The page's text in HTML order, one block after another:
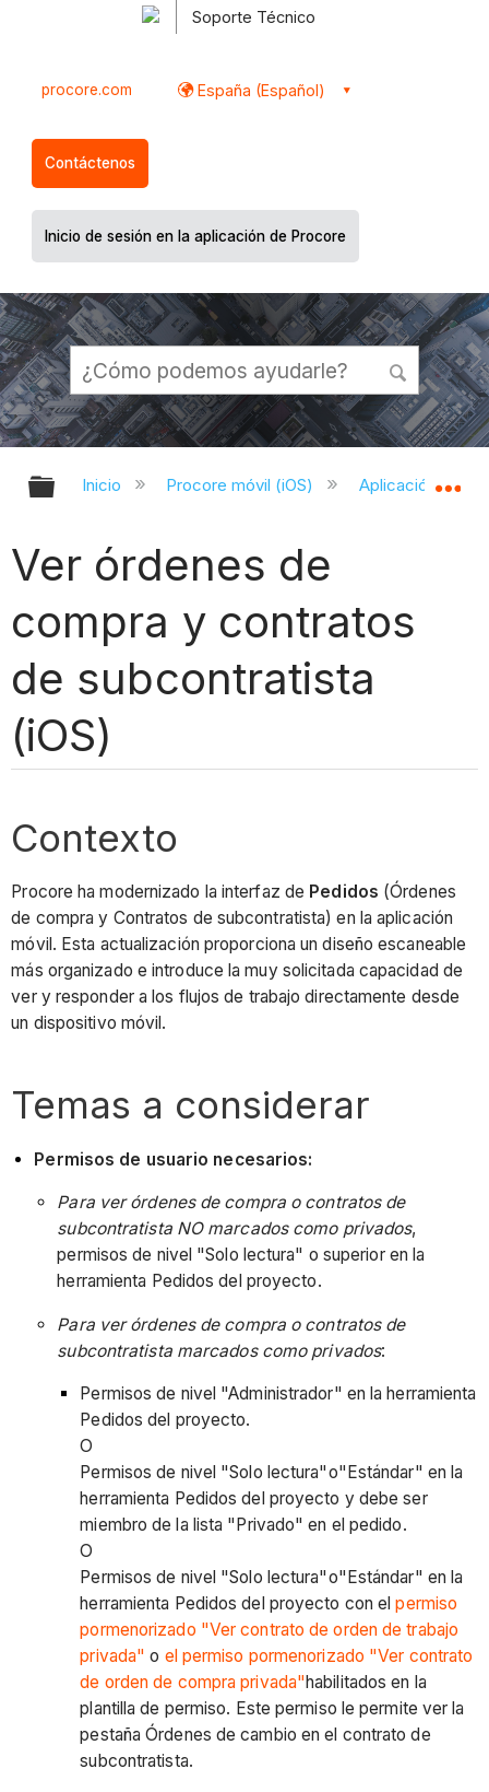
Soporte Técnico
procore.com España (Español)
Contáctenos
Inicio de sesión en la aplicación de Procore
Expandir/contraer jerarquía global
Inicio Procore móvil (iOS) Aplicación
Ver órdenes de
compra y contratos
de subcontratista
(iOS)
Contexto
Procore ha modernizado la interfaz de Pedidos (Órdenes
de compra y Contratos de subcontratista) en la aplicación
móvil. Esta actualización proporciona un diseño escaneable
más organizado e introduce la muy solicitada capacidad de
ver y responder a los flujos de trabajo directamente desde
un dispositivo móvil.
Temas a considerar
Permisos de usuario necesarios:
Para ver órdenes de compra o contratos de
subcontratista NO marcados como privados,
permisos de nivel "Solo lectura" o superior en la
herramienta Pedidos del proyecto.
Para ver órdenes de compra o contratos de
subcontratista marcados como privados:
Permisos de nivel "Administrador" en la herramienta
Pedidos del proyecto.
O
Permisos de nivel "Solo lectura"o"Estándar" en la
herramienta Pedidos del proyecto y debe ser
miembro de la lista "Privado" en el pedido.
O
Permisos de nivel "Solo lectura"o"Estándar" en la
herramienta Pedidos del proyecto con elpermiso
pormenorizado "Ver contrato de orden de trabajo
privada" o el permiso pormenorizado "Ver contrato
de orden de compra privada"habilitados en la
plantilla de permiso. Este permiso le permite ver la
pestaña Órdenes de cambio en el contrato de
subcontratista.